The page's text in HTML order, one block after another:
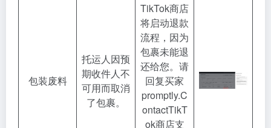
包装废料
托运人因预
期收件人不
可用而取消
了包裹。
TikTok商店
将启动退款
流程，因为
包裹未能退
还给您。请
回复买家
promptly.C
ontactTikT
ok商店支